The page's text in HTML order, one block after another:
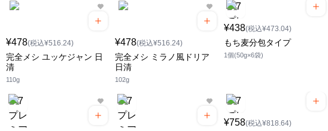
¥478(税込¥516.24)
完全メシ ユッケジャン 日
清
110g
¥478(税込¥516.24)
完全メシ ミラノ風ドリア
日清
102g
¥438(税込¥473.04)
もち麦分包タイプ
1個(50g×6袋)
¥758(税込¥818.64)